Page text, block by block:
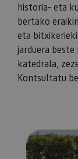
historia- eta
bertako
eta
jarduera
katedrala,
Kontsultatu